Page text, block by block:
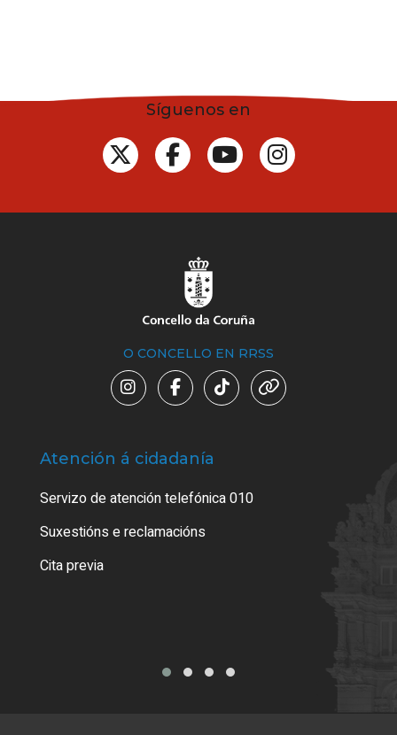
Síguenos en
O CONCELLO EN RRSS
Atención á cidadanía
Servizo de atención telefónica 010
Suxestións e reclamacións
Cita previa